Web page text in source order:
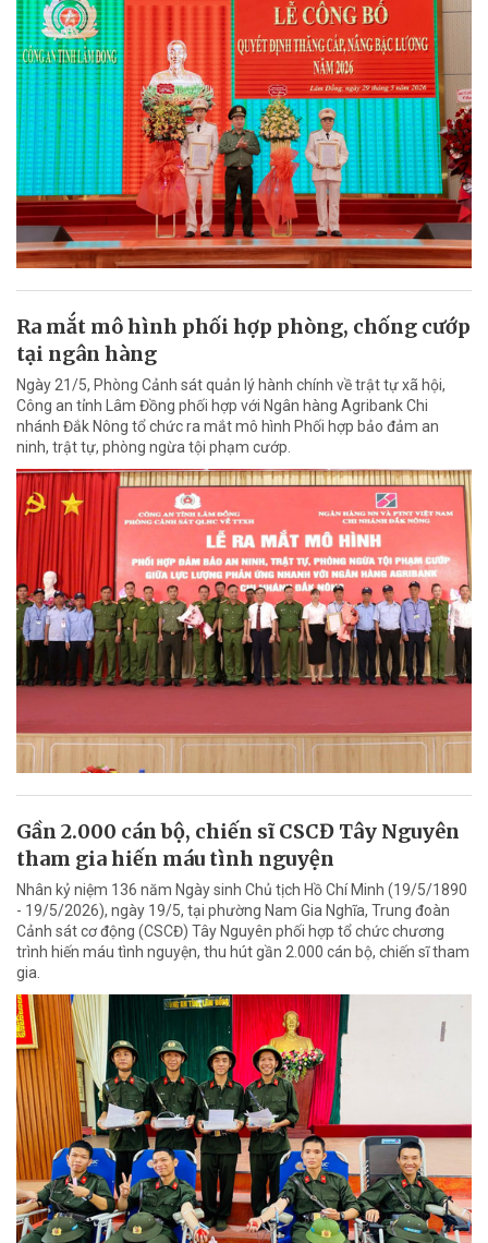
Ra mắt mô hình phối hợp phòng, chống cướp
tại ngân hàng
Ngày 21/5, Phòng Cảnh sát quản lý hành chính về trật tự xã hội,
Công an tỉnh Lâm Đồng phối hợp với Ngân hàng Agribank Chi
nhánh Đắk Nông tổ chức ra mắt mô hình Phối hợp bảo đảm an
ninh, trật tự, phòng ngừa tội phạm cướp.
Gần 2.000 cán bộ, chiến sĩ CSCĐ Tây Nguyên
tham gia hiến máu tình nguyện
Nhân kỷ niệm 136 năm Ngày sinh Chủ tịch Hồ Chí Minh (19/5/1890
- 19/5/2026), ngày 19/5, tại phường Nam Gia Nghĩa, Trung đoàn
Cảnh sát cơ động (CSCĐ) Tây Nguyên phối hợp tổ chức chương
trình hiến máu tình nguyện, thu hút gần 2.000 cán bộ, chiến sĩ tham
gia.